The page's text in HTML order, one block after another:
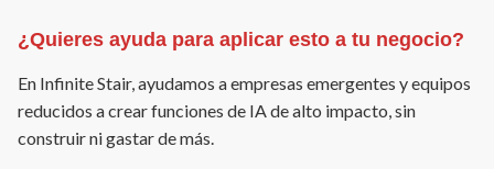
¿Quieres ayuda para aplicar esto a tu negocio?
En Infinite Stair, ayudamos a empresas emergentes y equipos
reducidos a crear funciones de IA de alto impacto, sin
construir ni gastar de más.